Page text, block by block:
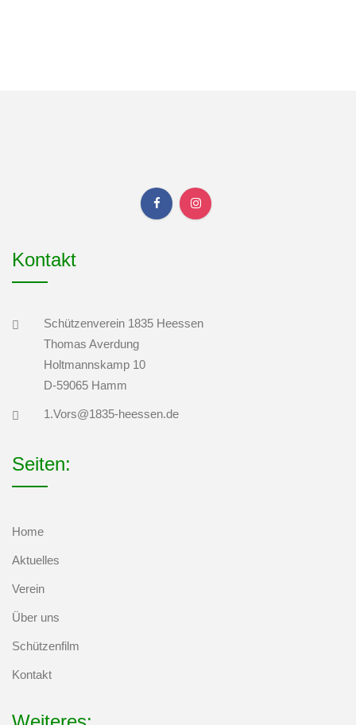
Kontakt
Schützenverein 1835 Heessen
Thomas Averdung
Holtmannskamp 10
D-59065 Hamm
1.Vors@1835-heessen.de
Seiten:
Home
Aktuelles
Verein
Über uns
Schützenfilm
Kontakt